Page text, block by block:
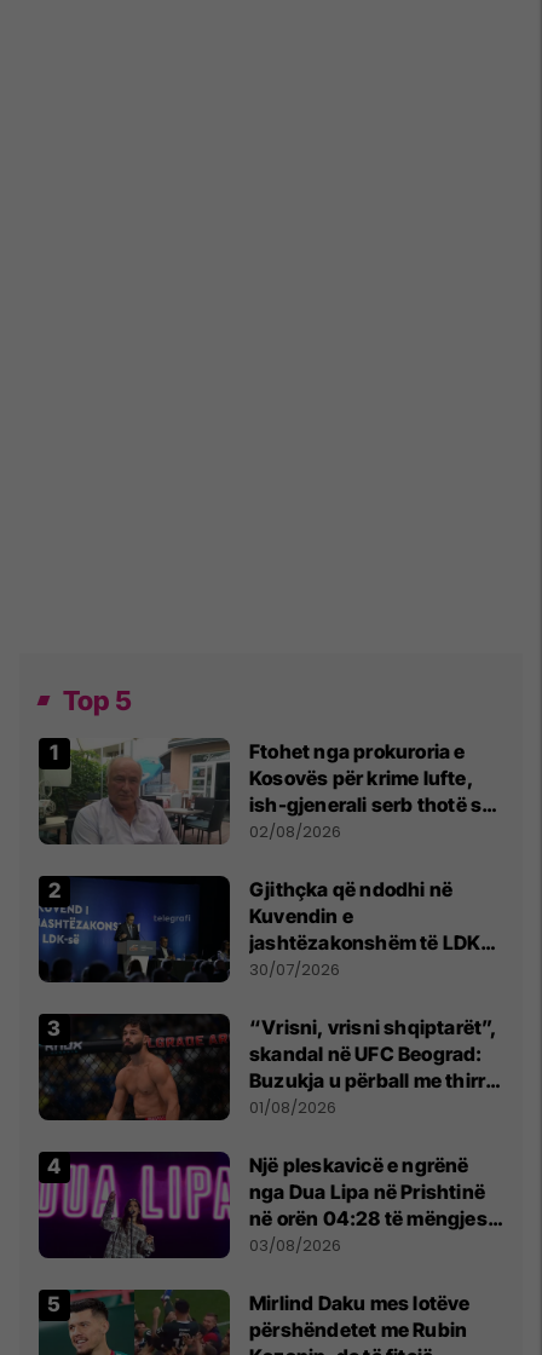
Top 5
Ftohet nga prokuroria e
Kosovës për krime lufte,
ish-gjenerali serb thotë se
dikush e tradhtoi në
02/08/2026
Gjithçka që ndodhi në
Kuvendin e
jashtëzakonshëm të LDK-
së
30/07/2026
“Vrisni, vrisni shqiptarët”,
skandal në UFC Beograd:
Buzukja u përball me thirrje
anti-shqiptare nga
01/08/2026
Një pleskavicë e ngrënë
nga Dua Lipa në Prishtinë
në orën 04:28 të mëngjesit
- dhe bota digjitale serbe
03/08/2026
Mirlind Daku mes lotëve
përshëndetet me Rubin